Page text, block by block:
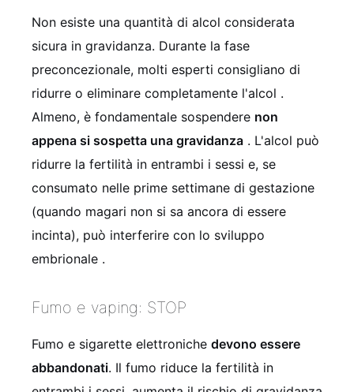
Non esiste una quantità di alcol considerata
sicura in gravidanza. Durante la fase
preconcezionale, molti esperti consigliano di
ridurre o eliminare completamente l'alcol .
Almeno, è fondamentale sospendere non
appena si sospetta una gravidanza . L'alcol può
ridurre la fertilità in entrambi i sessi e, se
consumato nelle prime settimane di gestazione
(quando magari non si sa ancora di essere
incinta), può interferire con lo sviluppo
embrionale .
Fumo e vaping: STOP
Fumo e sigarette elettroniche devono essere
abbandonati. Il fumo riduce la fertilità in